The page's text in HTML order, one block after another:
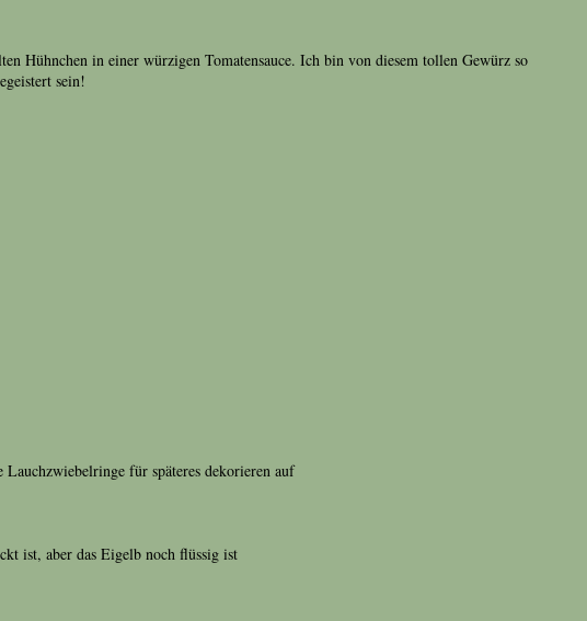
Hühnchen in einer würzigen Tomatensauce. Ich bin von diesem tollen Gewürz so
sein!
für späteres dekorieren auf
ist, aber das Eigelb noch flüssig ist